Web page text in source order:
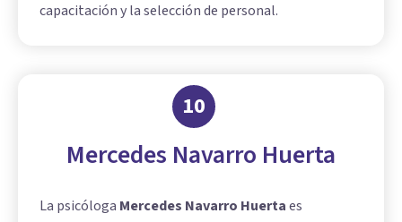
capacitación y la selección de personal.
10
Mercedes Navarro Huerta
La psicóloga Mercedes Navarro Huertaes